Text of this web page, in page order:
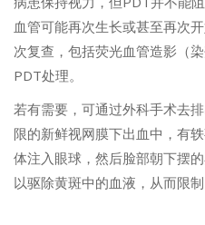
血管可能再次生长或甚至再次
次复查，包括荧光血管造影（
PDT处理。
若有需要，可通过外科手术去
限的新鲜视网膜下出血中，有
体注入眼球，然后脸部朝下摆
以驱除黄斑中的血液，从而限